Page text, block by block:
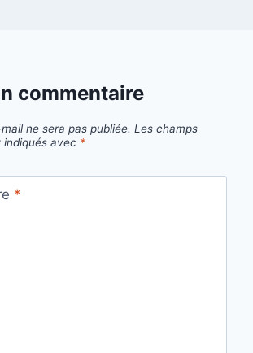
commentaire
ne sera pas publiée. Les champs
indiqués avec *
*